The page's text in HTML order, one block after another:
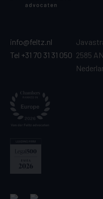
info@feltz.nl
Tel +31 70 31 31 050 2585